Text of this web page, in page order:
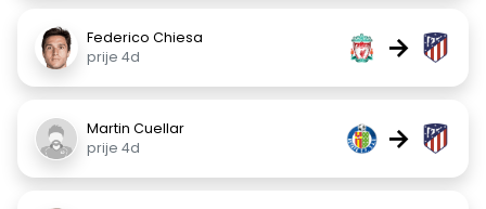
Federico Chiesa
prije 4d
→
Martin Cuellar
prije 4d
→